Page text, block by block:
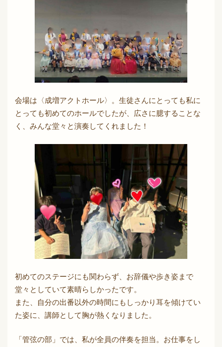
会場は〈成増アクトホール〉。生徒さんにとっても私に
とっても初めてのホールでしたが、広さに臆することな
く、みんな堂々と演奏してくれました！
初めてのステージにも関わらず、お辞儀や歩き姿まで
堂々としていて素晴らしかったです。
また、自分の出番以外の時間にもしっかり耳を傾けてい
た姿に、講師として胸が熱くなりました。
「管弦の部」では、私が全員の伴奏を担当。お仕事をし